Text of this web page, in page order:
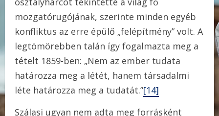
mozgatórugójának, szerinte minden egyéb
konfliktus az erre épülő „felépítmény” volt. A
legtömörebben talán így fogalmazta meg a
tételt 1859-ben: „Nem az ember tudata
határozza meg a létét, hanem társadalmi
léte határozza meg a tudatát.”[14]
Szálasi ugyan nem adta meg forrásként